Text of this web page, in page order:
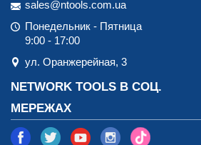
sales@ntools.com.ua
Понедельник - Пятница
9:00 - 17:00
ул. Оранжерейная, 3
NETWORK TOOLS В СОЦ.
МЕРЕЖАХ